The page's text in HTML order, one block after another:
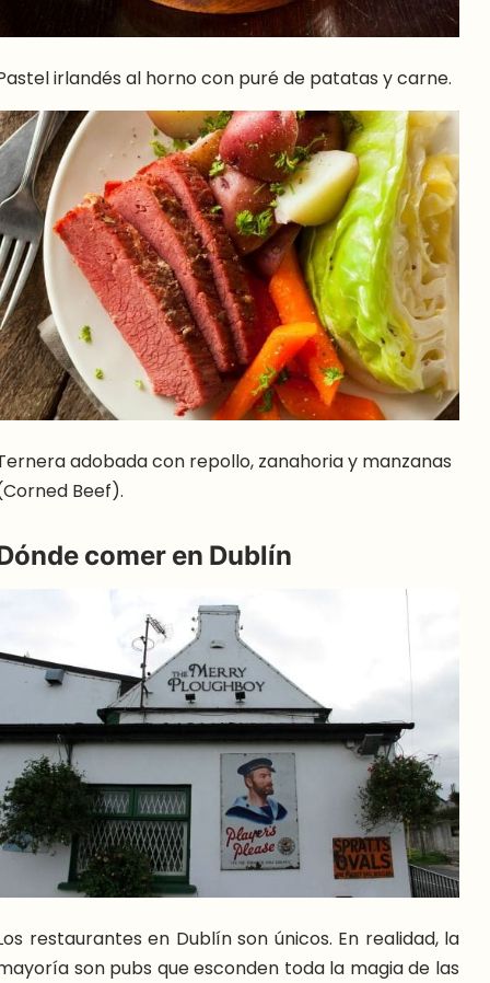
irlandés al horno con puré de patatas y carne.
adobada con repollo, zanahoria y manzanas
Beef).
comer en Dublín
restaurantes en Dublín son únicos. En realidad, la
son pubs que esconden toda la magia de las